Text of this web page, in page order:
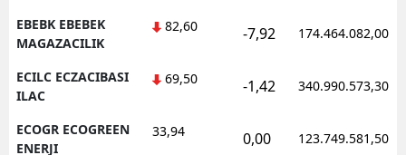
EBEBK EBEBEK
MAGAZACILIK
82,60 -7,92 174.464.082,00
ECILC ECZACIBASI
ILAC
69,50 -1,42 340.990.573,30
ECOGR ECOGREEN
ENERJI
33,94 0,00 123.749.581,50